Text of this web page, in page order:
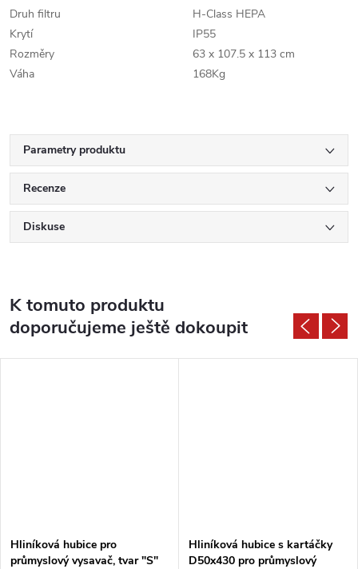
Druh filtru
H-Class HEPA
Krytí
IP55
Rozměry
63 x 107.5 x 113 cm
Váha
168Kg
Parametry produktu
Recenze
Diskuse
K tomuto produktu
doporučujeme ještě dokoupit
Hliníková hubice pro
průmyslový vysavač, tvar "S"
Hliníková hubice s kartáčky
D50x430 pro průmyslový